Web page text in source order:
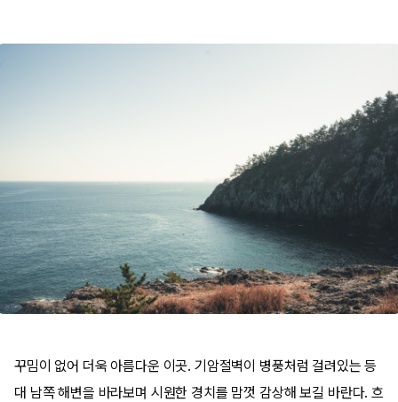
꾸밈이 없어 더욱 아름다운 이곳. 기암절벽이 병풍처럼 걸려있는 등
대 남쪽 해변을 바라보며 시원한 경치를 맘껏 감상해 보길 바란다. 흐